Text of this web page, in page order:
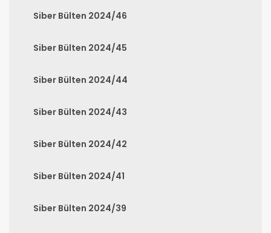
Siber Bülten 2024/46
Siber Bülten 2024/45
Siber Bülten 2024/44
Siber Bülten 2024/43
Siber Bülten 2024/42
Siber Bülten 2024/41
Siber Bülten 2024/39